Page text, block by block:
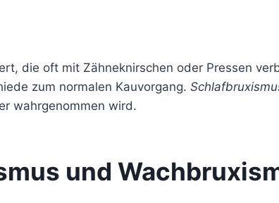
die oft mit Zähneknirschen oder Pressen
zum normalen Kauvorgang.
wahrgenommen wird.
und